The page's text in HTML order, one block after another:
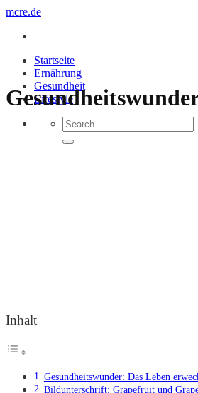
Zum
springen
mcre.de
Startseite
Ernährung
Gesundheit
Lifestyle
Inhalt
Gesundheitswunder: Das Leben
Bildunterschrift: Grapefruit und